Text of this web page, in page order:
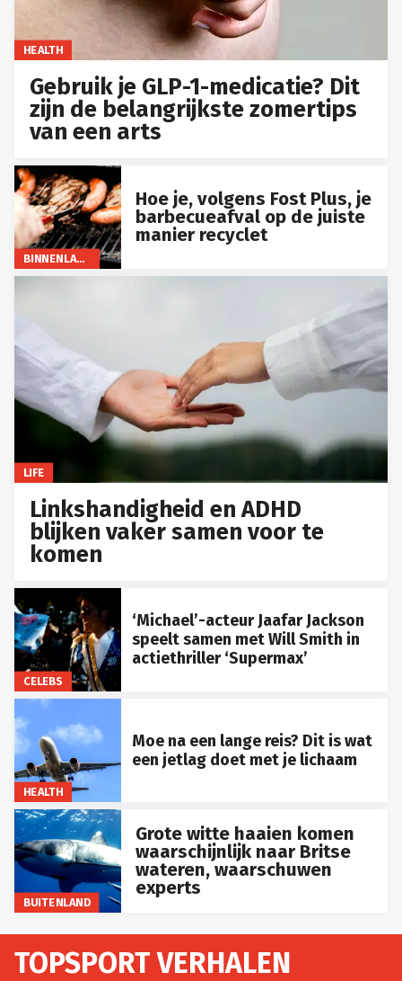
HEALTH
Gebruik je GLP-1-medicatie? Dit
zijn de belangrijkste zomertips
van een arts
BINNENLAND
Hoe je, volgens Fost Plus, je
barbecueafval op de juiste
manier recyclet
LIFE
Linkshandigheid en ADHD
blijken vaker samen voor te
komen
CELEBS
‘Michael’-acteur Jaafar Jackson
speelt samen met Will Smith in
actiethriller ‘Supermax’
HEALTH
Moe na een lange reis? Dit is wat
een jetlag doet met je lichaam
BUITENLAND
Grote witte haaien komen
waarschijnlijk naar Britse
wateren, waarschuwen
experts
TOPSPORT VERHALEN